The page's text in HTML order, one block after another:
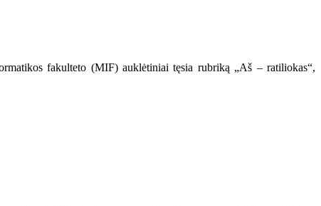
fakulteto (MIF) auklėtiniai tęsia rubriką „Aš – ratiliokas“,